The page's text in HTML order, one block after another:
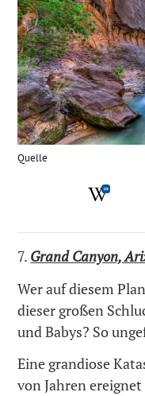
Quelle
7. Grand Canyon,
Wer auf diesem
dieser großen
und Babys? So
Eine grandiose
von Jahren